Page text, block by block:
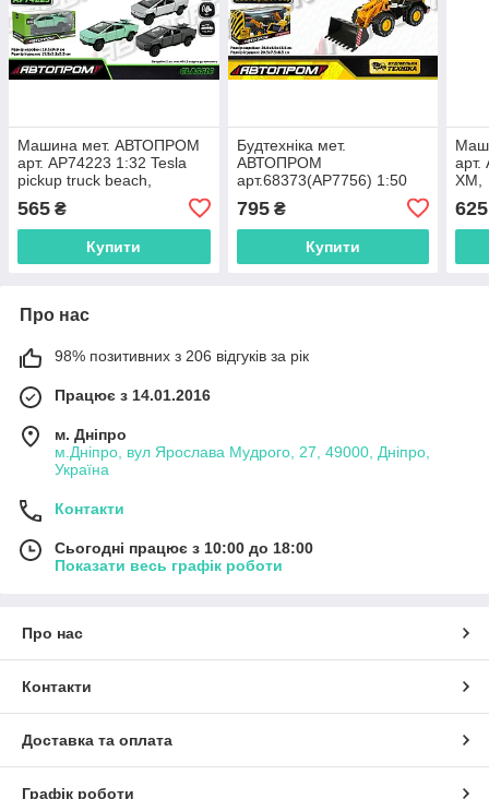
Машина мет. АВТОПРОМ
арт. AP74223 1:32 Tesla
pickup truck beach,
батар,світло,звук,відкр.двері,короб.
19,5*9*9см, білий
565 ₴
Купити
Будтехніка мет.
АВТОПРОМ
арт.68373(AP7756) 1:50
навантажувач, рухливі
деталі, у короб. 26, 5*13,
795₴
Купити
арт.
XM,
625
Про нас
98% позитивних з 206 відгуків за рік
Працює з 14.01.2016
м. Дніпро
м.Дніпро, вул Ярослава Мудрого, 27, 49000, Дніпро,
Україна
Контакти
Сьогодні працює з 10:00 до 18:00
Показати весь графік роботи
Про нас
Контакти
Доставка та оплата
Графік роботи